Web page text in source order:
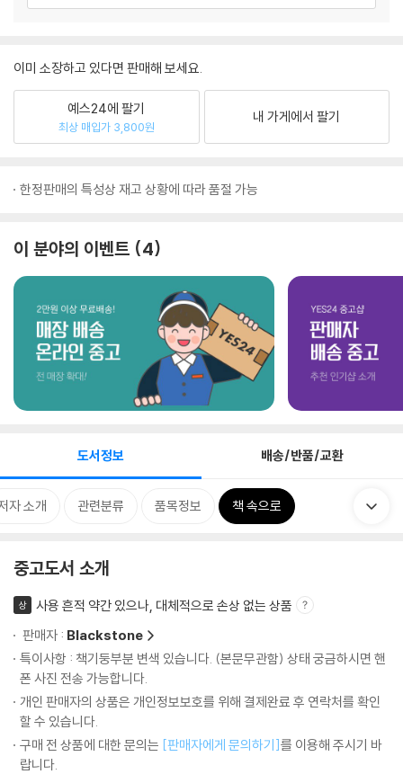
이미 소장하고 있다면 판매해 보세요.
예스24에 팔기
최상 매입가 3,800원
내 가게에서 팔기
한정판매의 특성상 재고 상황에 따라 품절 가능
이 분야의 이벤트 4
도서정보 배송/반품/교환
자 소개 관련분류 품목정보 책 속으로
중고도서 소개
상
사용 흔적 약간 있으나, 대체적으로 손상 없는 상품
판매자 : Blackstone
특이사항 : 책기둥부분 변색 있습니다. (본문무관함) 상태 궁금하시면 핸
폰 사진 전송 가능합니다.
개인 판매자의 상품은 개인정보보호를 위해 결제완료 후 연락처를 확인
할 수 있습니다.
구매 전 상품에 대한 문의는 [판매자에게 문의하기]를 이용해 주시기 바
랍니다.